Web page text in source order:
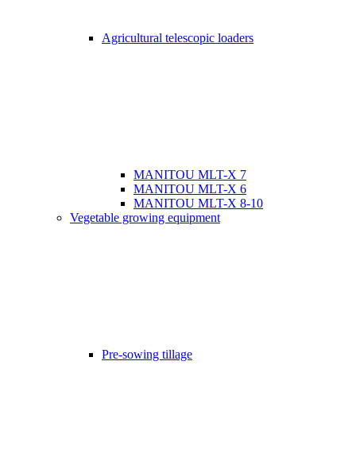
Agricultural telescopic loaders
MANITOU MLT-X 7
MANITOU MLT-X 6
MANITOU MLT-X 8-10
Vegetable growing equipment
Pre-sowing tillage